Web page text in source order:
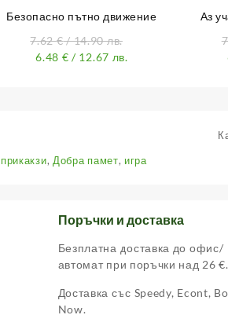
Безопасно пътно движение
7.62€/ 14.90 лв.
6.48 € / 12.67 лв.
Аз
, Добра памет, игра
Поръчки и доставка
Безплатна доставка до офис/
автомат при поръчки над 26 €.
Доставка със Speedy, Econt,
Now.